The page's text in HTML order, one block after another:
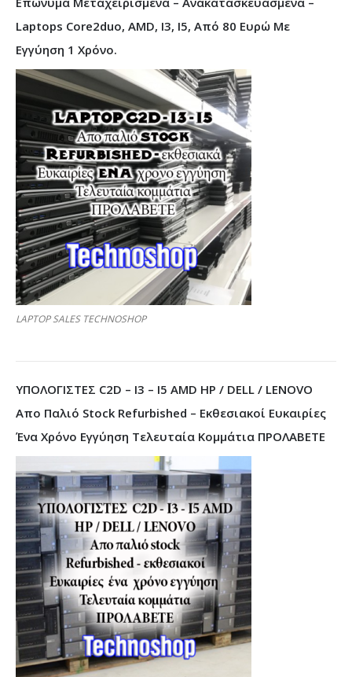
Laptops Core2duo, AMD, I3, I5, Από 80 Ευρώ Με
Εγγύηση 1 Χρόνο.
LAPTOP SALES TECHNOSHOP
ΥΠΟΛΟΓΙΣΤΕΣ C2D – I3 – I5 AMD HP / DELL / LENOVO
Απο Παλιό Stock Refurbished – Εκθεσιακοί Ευκαιρίες
Ένα Χρόνο Εγγύηση Τελευταία Κομμάτια ΠΡΟΛΑΒΕΤΕ